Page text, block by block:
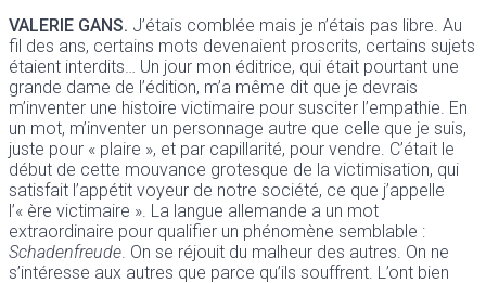
VALERIE GANS. J’étais comblée mais je n’étais pas libre. Au
fil des ans, certains mots devenaient proscrits, certains sujets
étaient interdits… Un jour mon éditrice, qui était pourtant une
grande dame de l’édition, m’a même dit que je devrais
m’inventer une histoire victimaire pour susciter l’empathie. En
un mot, m’inventer un personnage autre que celle que je suis,
juste pour « plaire », et par capillarité, pour vendre. C’était le
début de cette mouvance grotesque de la victimisation, qui
satisfait l’appétit voyeur de notre société, ce que j’appelle
l’« ère victimaire ». La langue allemande a un mot
extraordinaire pour qualifier un phénomène semblable :
Schadenfreude. On se réjouit du malheur des autres. On ne
s’intéresse aux autres que parce qu’ils souffrent. L’ont bien